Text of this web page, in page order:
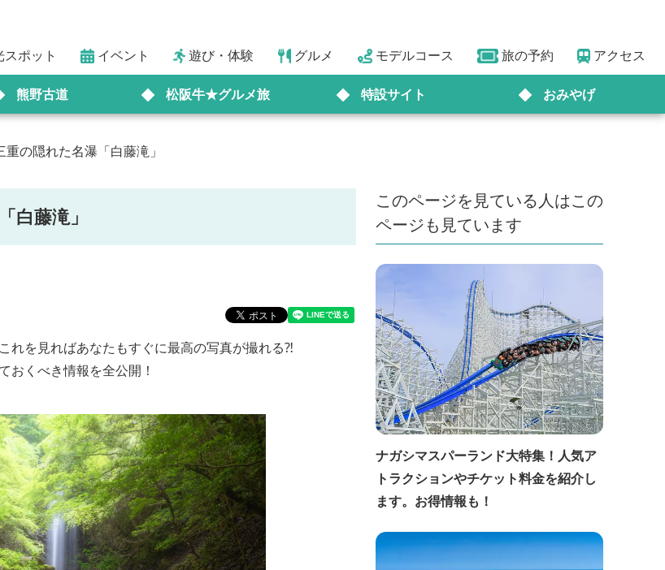
スポット イベント 遊び・体験 グルメ モデルコース 旅の予約 アクセス
熊野古道 松阪牛★グルメ旅 特設サイト おみやげ
の隠れた名瀑「白藤滝」
白藤滝」
れを見ればあなたもすぐに最高の写真が撮れる⁈
おくべき情報を全公開！
このページを見ている人はこの
ページも見ています
ナガシマスパーランド大特集！人気ア
トラクションやチケット料金を紹介し
ます。お得情報も！